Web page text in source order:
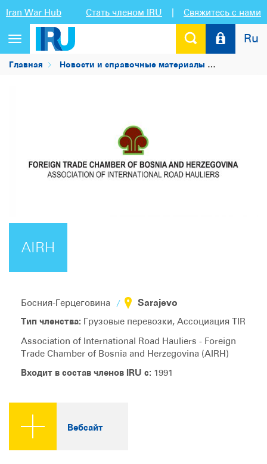
Iran War Hub Стать членом IRU | Свяжитесь с нами
Переключить
навигацию
Ru
Главная Новости и справочные материалы
AIRH
Босния-Герцеговина Sarajevo
Тип членства: Грузовые перевозки, Ассоциация TIR
Association of International Road Hauliers - Foreign
Trade Chamber of Bosnia and Herzegovina (AIRH)
Входит в состав членов IRU с: 1991
Вебсайт